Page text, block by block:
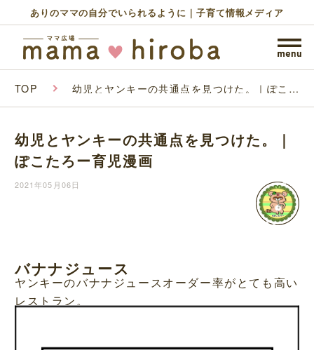
ありのママの自分でいられるように｜子育て情報メディア
TOP 幼児とヤンキーの共通点を見つけた。｜ぽこた
幼児とヤンキーの共通点を見つけた。｜
ぽこたろー育児漫画
2021年05月06日
バナナジュース
ヤンキーのバナナジュースオーダー率がとても高い
レストラン。